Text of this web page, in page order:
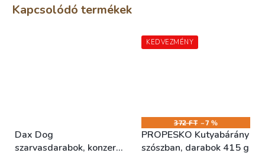
Kapcsolódó termékek
Dax Dog
szarvasdarabok, konzerv
KEDVEZMÉNY
372 FT –7 %
PROPESKO Kutyabárány
szószban, darabok 415 g